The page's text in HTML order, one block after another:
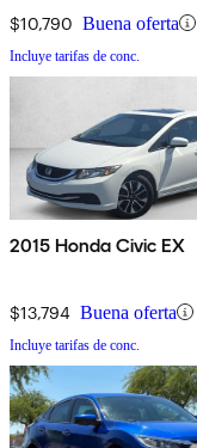
$10,790 Buena oferta
Incluye tarifas de conc.
2015 Honda Civic EX
$13,794 Buena oferta
Incluye tarifas de conc.